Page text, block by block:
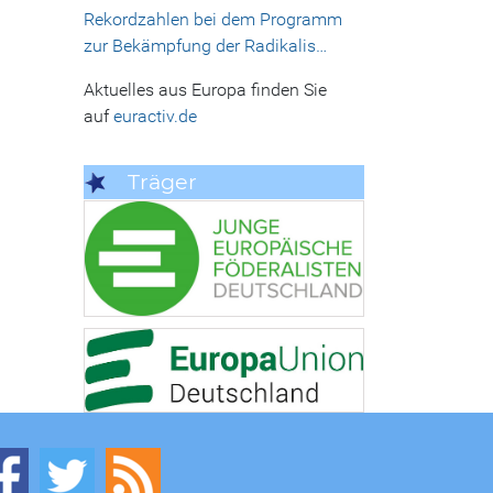
Rekordzahlen bei dem Programm
zur Bekämpfung der Radikalis…
Aktuelles aus Europa finden Sie
aufeuractiv.de
Träger